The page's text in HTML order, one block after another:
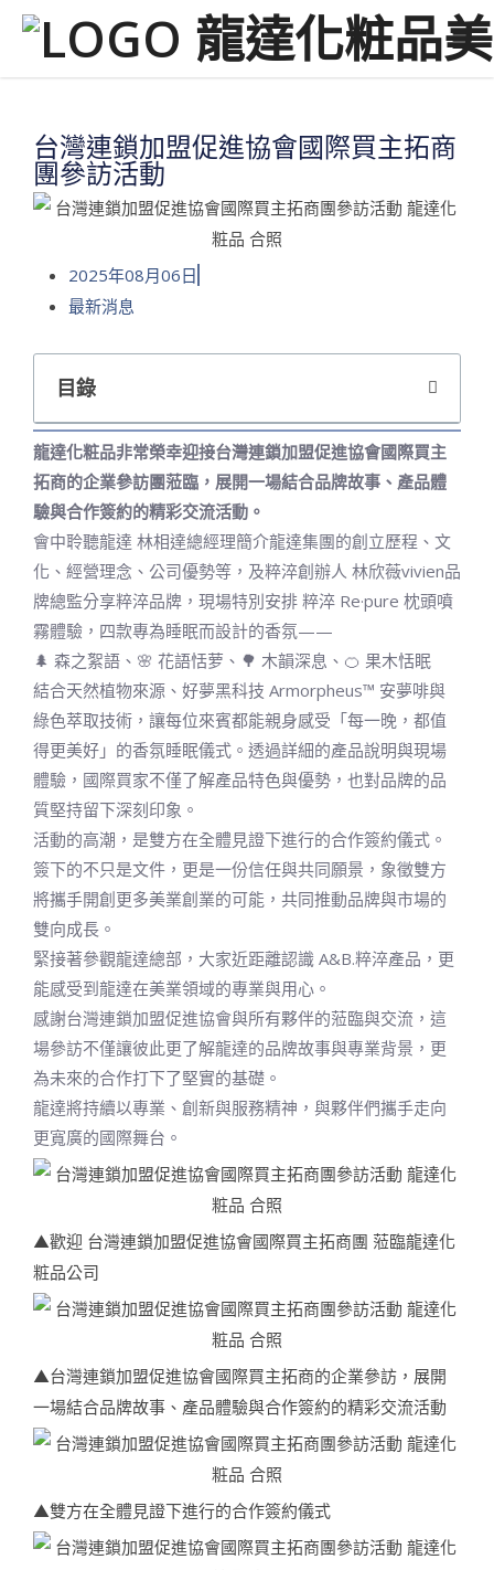
台灣連鎖加盟促進協會國際買主拓商
團參訪活動
2025年08月06日
最新消息
目錄
龍達化粧品非常榮幸迎接台灣連鎖加盟促進協會國際買主
拓商的企業參訪團蒞臨，展開一場結合品牌故事、產品體
驗與合作簽約的精彩交流活動。
會中聆聽龍達 林相達總經理簡介龍達集團的創立歷程、文
化、經營理念、公司優勢等，及粹淬創辦人 林欣薇vivien品
牌總監分享粹淬品牌，現場特別安排 粹淬 Re·pure 枕頭噴
霧體驗，四款專為睡眠而設計的香氛——
🌲 森之絮語、🌸 花語恬萝、🌳 木韻深息、🍊 果木恬眠
結合天然植物來源、好夢黑科技 Armorpheus™ 安夢啡與
綠色萃取技術，讓每位來賓都能親身感受「每一晚，都值
得更美好」的香氛睡眠儀式。透過詳細的產品說明與現場
體驗，國際買家不僅了解產品特色與優勢，也對品牌的品
質堅持留下深刻印象。
活動的高潮，是雙方在全體見證下進行的合作簽約儀式。
簽下的不只是文件，更是一份信任與共同願景，象徵雙方
將攜手開創更多美業創業的可能，共同推動品牌與市場的
雙向成長。
緊接著參觀龍達總部，大家近距離認識 A&B.粹淬產品，更
能感受到龍達在美業領域的專業與用心。
感謝台灣連鎖加盟促進協會與所有夥伴的蒞臨與交流，這
場參訪不僅讓彼此更了解龍達的品牌故事與專業背景，更
為未來的合作打下了堅實的基礎。
龍達將持續以專業、創新與服務精神，與夥伴們攜手走向
更寬廣的國際舞台。
▲歡迎 台灣連鎖加盟促進協會國際買主拓商團 蒞臨龍達化
粧品公司
▲台灣連鎖加盟促進協會國際買主拓商的企業參訪，展開
一場結合品牌故事、產品體驗與合作簽約的精彩交流活動
▲雙方在全體見證下進行的合作簽約儀式